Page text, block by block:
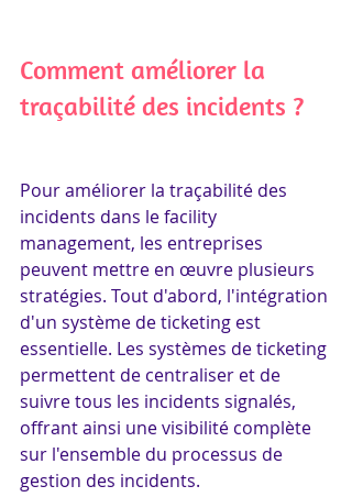
Comment améliorer la
traçabilité des incidents ?
Pour améliorer la traçabilité des
incidents dans le facility
management, les entreprises
peuvent mettre en œuvre plusieurs
stratégies. Tout d'abord, l'intégration
d'un système de ticketing est
essentielle. Les systèmes de ticketing
permettent de centraliser et de
suivre tous les incidents signalés,
offrant ainsi une visibilité complète
sur l'ensemble du processus de
gestion des incidents.